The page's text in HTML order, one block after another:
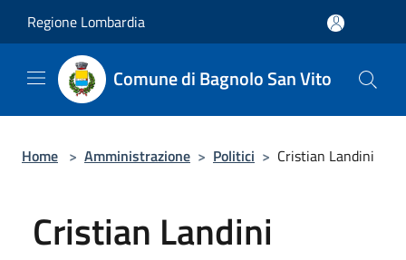
Regione Lombardia
Comune di Bagnolo San Vito
Home > Amministrazione > Politici > Cristian Landini
Cristian Landini